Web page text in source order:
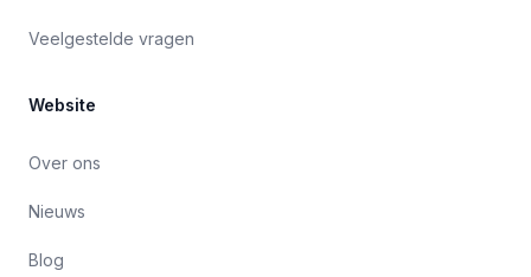
Veelgestelde vragen
Website
Over ons
Nieuws
Blog